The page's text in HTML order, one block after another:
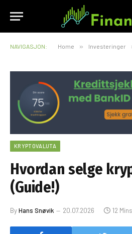
NAVIGASJON: Home » Investeringer
KRYPTOVALUTA
Hvordan selge
(Guide!)
ByHans Snøvik 20.07.2026 12